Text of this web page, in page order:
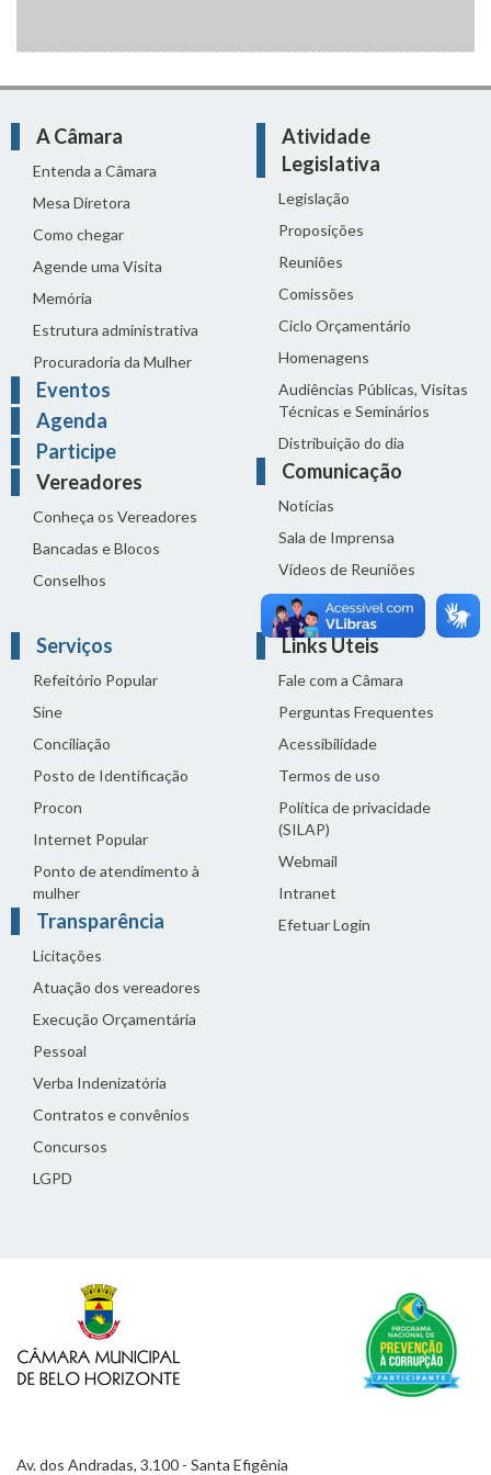
A Câmara
Entenda a Câmara
Mesa Diretora
Como chegar
Agende uma Visita
Memória
Estrutura administrativa
Procuradoria da Mulher
Eventos
Agenda
Participe
Vereadores
Conheça os Vereadores
Bancadas e Blocos
Conselhos
Atividade
Legislativa
Legislação
Proposições
Reuniões
Comissões
Ciclo Orçamentário
Homenagens
Audiências Públicas, Visitas
Técnicas e Seminários
Distribuição do dia
Comunicação
Notícias
Sala de Imprensa
Vídeos de Reuniões
Solenidades
Serviços
Refeitório Popular
Sine
Conciliação
Posto de Identificação
Procon
Internet Popular
Ponto de atendimento à
mulher
Transparência
Licitações
Atuação dos vereadores
Execução Orçamentária
Pessoal
Verba Indenizatória
Contratos e convênios
Concursos
LGPD
Links Úteis
Fale com a Câmara
Perguntas Frequentes
Acessibilidade
Termos de uso
Política de privacidade
(SILAP)
Webmail
Intranet
Efetuar Login
Av. dos Andradas, 3.100 - Santa Efigênia